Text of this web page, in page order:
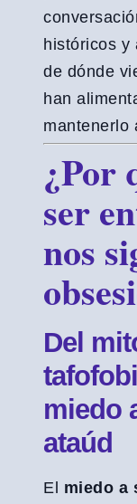
históricos y
de dónde
han
mantenerlo
¿Por
ser
nos
Del
miedo
ataúd
El miedo a